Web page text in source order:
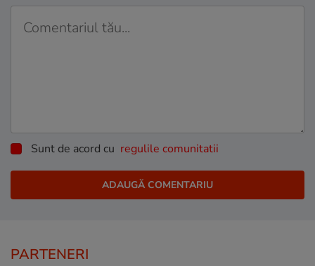
Sunt de acord cu regulile comunitatii
PARTENERI